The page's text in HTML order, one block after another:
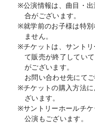
※公演情報は、曲目・
合がございます。
※就学前のお子様は特
ません。
※チケットは、サント
て販売が終了してい
がございます。
お問い合わせ先にてご
※チケットの購入方法
ざいます。
※サントリーホールチ
公演もございます。